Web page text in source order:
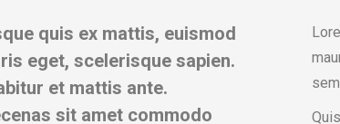
quis ex mattis, euismod
eget, scelerisque sapien.
et mattis ante.
sit amet commodo